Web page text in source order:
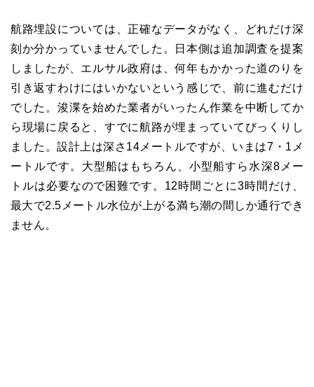
航路埋設については、正確なデータがなく、どれだけ深
刻か分かっていませんでした。日本側は追加調査を提案
しましたが、エルサル政府は、何年もかかった道のりを
引き返すわけにはいかないという感じで、前に進むだけ
でした。浚渫を始めた業者がいったん作業を中断してか
ら現場に戻ると、すでに航路が埋まっていてびっくりし
ました。設計上は深さ14メートルですが、いまは7・1メ
ートルです。大型船はもちろん、小型船すら水深8メー
トルは必要なので困難です。12時間ごとに3時間だけ、
最大で2.5メートル水位が上がる満ち潮の間しか通行でき
ません。